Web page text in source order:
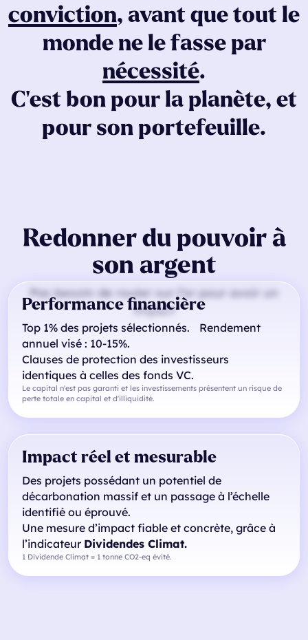
conviction, avant que tout le
monde ne le fasse par
nécessité.
C’est bon pour la planète, et
pour son portefeuille.
Redonner du pouvoir à
son argent
Pas besoin de rouler sur l’or pour avoir un
impact
Performance financière
Top 1% des projets sélectionnés. Rendement
annuel visé : 10-15%.
Clauses de protection des investisseurs
identiques à celles des fonds VC.
Le capital n'est pas garanti et les investissements présentent un risque de
perte totale en capital et d'illiquidité.
Impact réel et mesurable
Des projets possédant un potentiel de
décarbonation massif et un passage à l’échelle
identifié ou éprouvé.
Une mesure d’impact fiable et concrète, grâce à
l’indicateur Dividendes Climat.
1 Dividende Climat = 1 tonne CO2-eq évité.